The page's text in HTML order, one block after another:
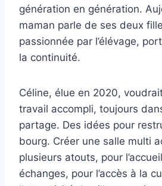
génération en génération.
maman parle de ses deux
passionnée par l’élévage,
la continuité.
Céline, élue en 2020,
travail accompli, toujours
partage. Des idées pour
bourg. Créer une salle multi
plusieurs atouts, pour
échanges, pour l’accès à la